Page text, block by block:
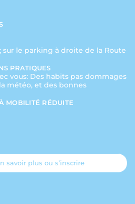
sur le parking à droite de la Route
PRATIQUES
vous: Des habits pas dommages
météo, et des bonnes
MOBILITÉ RÉDUITE
savoir plus ou s’inscrire